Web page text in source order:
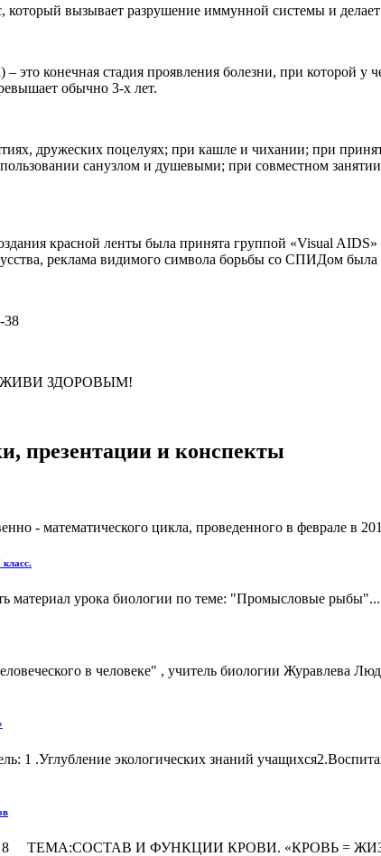
вызывает разрушение иммунной системы и
конечная стадия проявления болезни, при которой у
обычно 3-х лет.
дружеских поцелуях; при кашле и чихании; при
санузлом и душевыми; при совместном
красной ленты была принята группой «Visual AIDS»
реклама видимого символа борьбы со СПИДом была
ЖИВИ ЗДОРОВЫМ!
презентации и конспекты
- математического цикла, проведенного в феврале в
материал урока биологии по теме: "Промысловые
в человеке" , учитель биологии Журавлева
1 .Углубление экологических знаний
И ФУНКЦИИ КРОВИ. «КРОВЬ = ЖИЗНЬ»(в